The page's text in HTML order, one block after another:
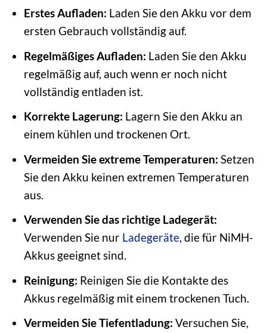
Erstes Aufladen: Laden Sie den Akku vor dem
ersten Gebrauch vollständig auf.
Regelmäßiges Aufladen: Laden Sie den Akku
regelmäßig auf, auch wenn er noch nicht
vollständig entladen ist.
Korrekte Lagerung: Lagern Sie den Akku an
einem kühlen und trockenen Ort.
Vermeiden Sie extreme Temperaturen: Setzen
Sie den Akku keinen extremen Temperaturen
aus.
Verwenden Sie das richtige Ladegerät:
Verwenden Sie nur Ladegeräte, die für NiMH-
Akkus geeignet sind.
Reinigung: Reinigen Sie die Kontakte des
Akkus regelmäßig mit einem trockenen Tuch.
Vermeiden Sie Tiefentladung: Versuchen Sie,